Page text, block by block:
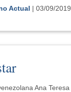
Actual | 03/09/
Ana